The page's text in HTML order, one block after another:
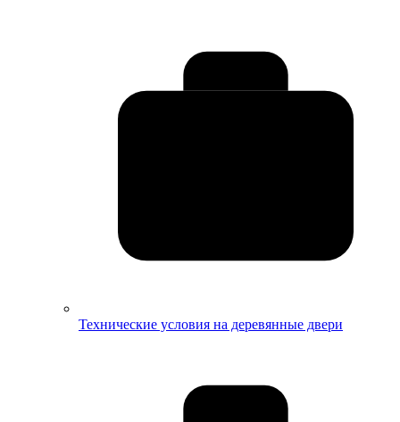
Технические условия на деревянные двери